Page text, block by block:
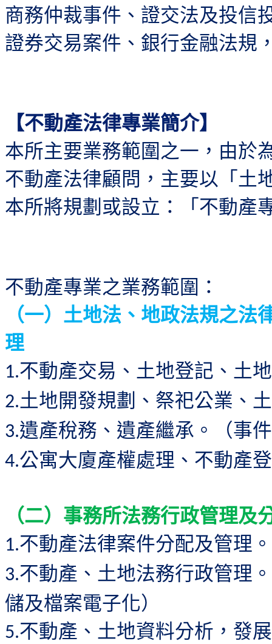
商務仲裁事件、證交法及投信
證券交易案件、銀行金融法規
【不動產法律專業簡介】
本所主要業務範圍之一，由於
不動產法律顧問，主要以「土
本所將規劃或設立：「不動產
不動產專業之業務範圍：
（一）土地法、地政法規之
理
1.不動產交易、土地登記、土
2.土地開發規劃、祭祀公業、
3.遺產稅務、遺產繼承。（事
4.公寓大廈產權處理、不動產
（二）事務所法務行政管理及
1.不動產法律案件分配及管理。
3.不動產、土地法務行政管理。
儲及檔案電子化）
5.不動產、土地資料分析，發